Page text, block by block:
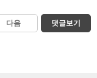
다음 댓글보기